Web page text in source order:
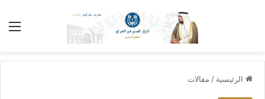
الرئيسية / مقالات